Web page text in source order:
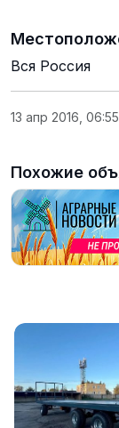
Вся Россия
13 апр 2016, 06:55
Похожие